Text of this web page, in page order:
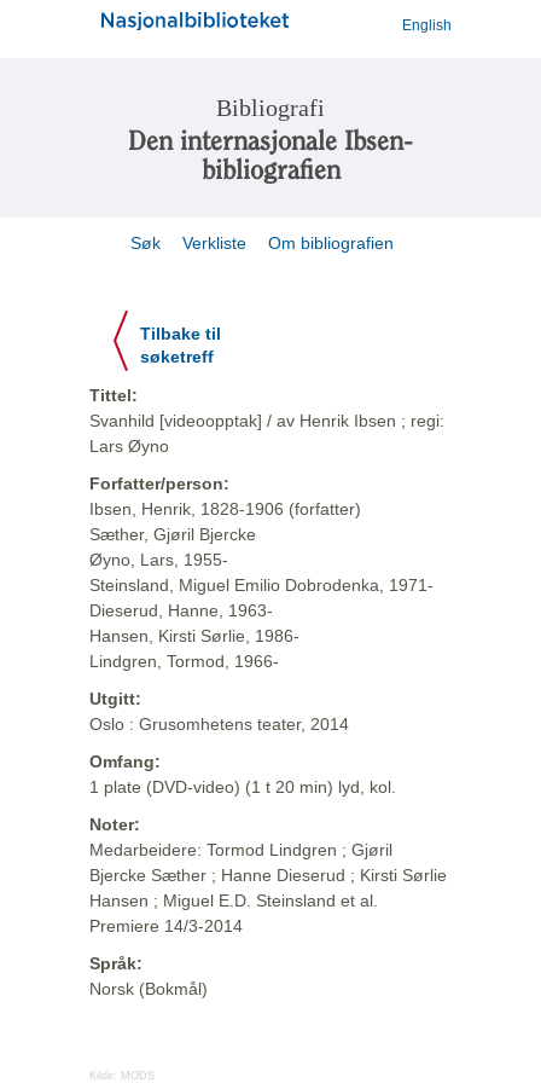
English
Bibliografi
Den internasjonale Ibsen-
bibliografien
Søk Verkliste Om bibliografien
Tilbake til
søketreff
Tittel:
Svanhild [videoopptak] / av Henrik Ibsen ; regi:
Lars Øyno
Forfatter/person:
Ibsen, Henrik, 1828-1906 (forfatter)
Sæther, Gjøril Bjercke
Øyno, Lars, 1955-
Steinsland, Miguel Emilio Dobrodenka, 1971-
Dieserud, Hanne, 1963-
Hansen, Kirsti Sørlie, 1986-
Lindgren, Tormod, 1966-
Utgitt:
Oslo : Grusomhetens teater, 2014
Omfang:
1 plate (DVD-video) (1 t 20 min) lyd, kol.
Noter:
Medarbeidere: Tormod Lindgren ; Gjøril
Bjercke Sæther ; Hanne Dieserud ; Kirsti Sørlie
Hansen ; Miguel E.D. Steinsland et al.
Premiere 14/3-2014
Språk:
Norsk (Bokmål)
Kilde: MODS